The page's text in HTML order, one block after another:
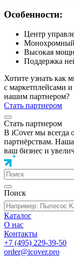
Особенности:
Центр
Высокая
Поддержка
Хотите узнать как
с маркетплейсами и
нашим партнером?
Стать партнером
Стать партнером
В iCover мы всегда
партнёрствам.
ваш бизнес и
Поиск
Каталог
О нас
Контакты
+7 (495) 229-39-50
order@icover.pro